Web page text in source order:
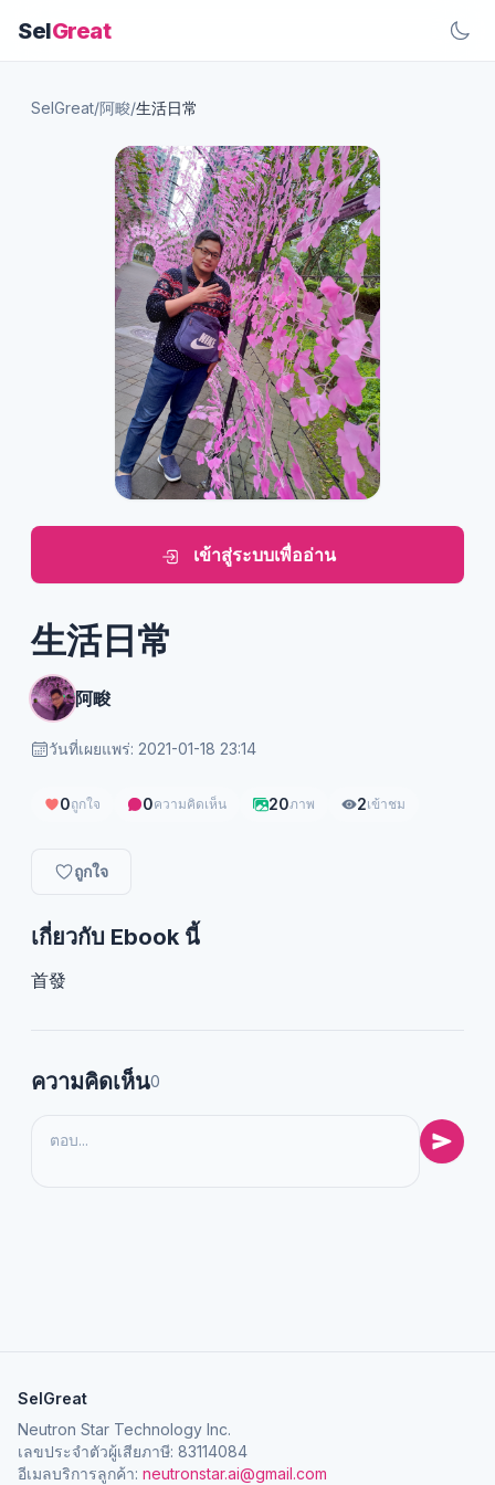
SelGreat
SelGreat/阿畯/生活日常
เข้าสู่ระบบเพื่ออ่าน
生活日常
阿畯
วันที่เผยแพร่: 2021-01-18 23:14
0ถูกใจ 0ความคิดเห็น 20ภาพ 2เข้าชม
ถูกใจ
เกี่ยวกับ Ebook นี้
首發
ความคิดเห็น0
SelGreat
Neutron Star Technology Inc.
เลขประจำตัวผู้เสียภาษี: 83114084
อีเมลบริการลูกค้า: neutronstar.ai@gmail.com